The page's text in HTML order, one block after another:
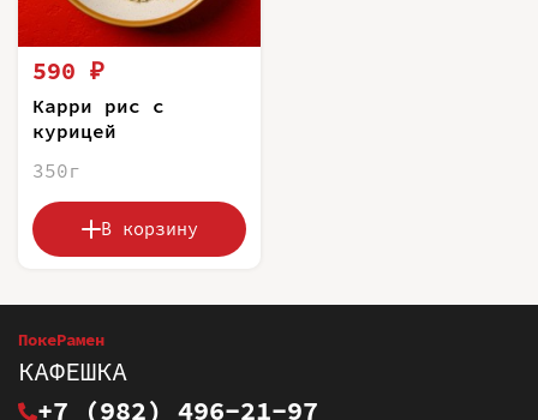
590 ₽
Карри рис с
курицей
350г
В корзину
ПокеРамен
КАФЕШКА
+7 (982) 496-21-97